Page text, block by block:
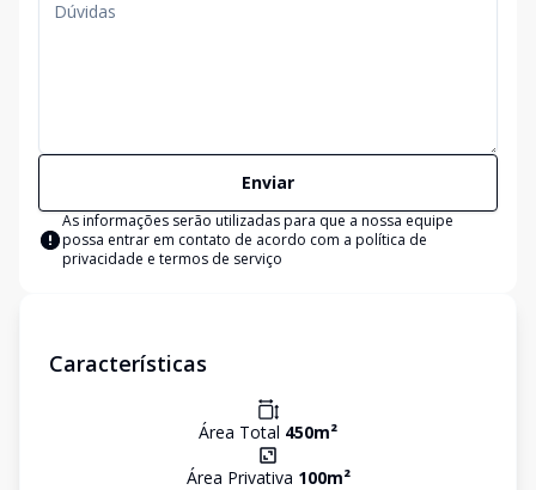
Enviar
As informações serão utilizadas para que a nossa equipe
possa entrar em contato de acordo com a política de
privacidade e termos de serviço
Características
Área Total 450m²
Área Privativa 100m²